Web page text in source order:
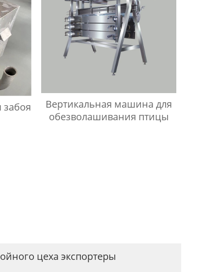
Вертикальная машина для
обезволашивания птицы
цеха экспортеры